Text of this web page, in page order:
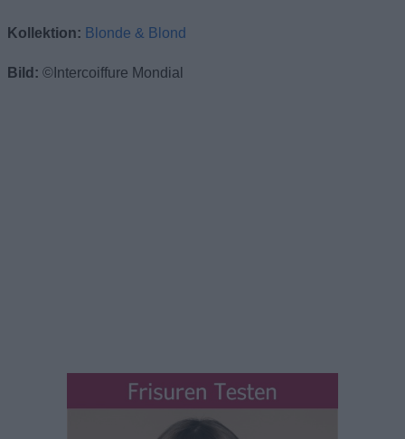
Kollektion: Blonde & Blond
Bild: ©Intercoiffure Mondial